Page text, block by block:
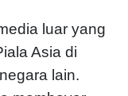
luar yang
Asia di
lain.